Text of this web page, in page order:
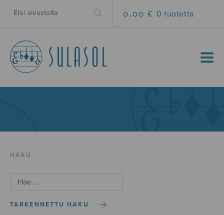
0.00 € 0 tuotetta
MENU
HAKU
TARKENNETTU HAKU